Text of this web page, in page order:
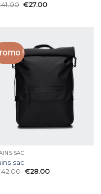
41.00 €27.00
!
SAC
sac
42.00 €28.00